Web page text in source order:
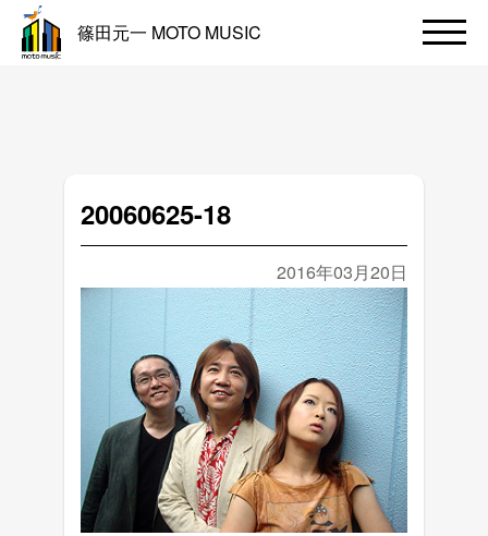
篠田元一 MOTO MUSIC
20060625-18
2016年03月20日